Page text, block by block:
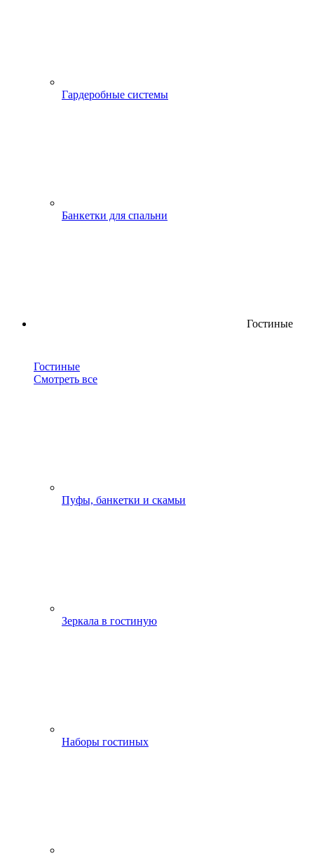
Гардеробные системы
Банкетки для спальни
Гостиные
Гостиные
Смотреть все
Пуфы, банкетки и скамьи
Зеркала в гостиную
Наборы гостиных